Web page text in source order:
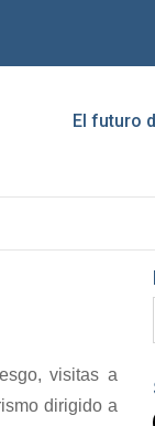
El futuro
visitas a
dirigido a